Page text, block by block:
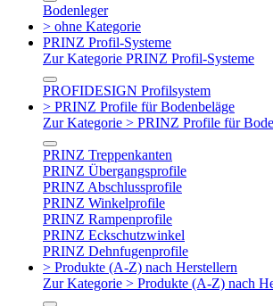
Bodenleger
> ohne Kategorie
PRINZ Profil-Systeme
Zur Kategorie PRINZ Profil-Systeme
PROFIDESIGN Profilsystem
> PRINZ Profile für Bodenbeläge
Zur Kategorie > PRINZ Profile für
PRINZ Treppenkanten
PRINZ Übergangsprofile
PRINZ Abschlussprofile
PRINZ Winkelprofile
PRINZ Rampenprofile
PRINZ Eckschutzwinkel
PRINZ Dehnfugenprofile
> Produkte (A-Z) nach Herstellern
Zur Kategorie > Produkte (A-Z) nach